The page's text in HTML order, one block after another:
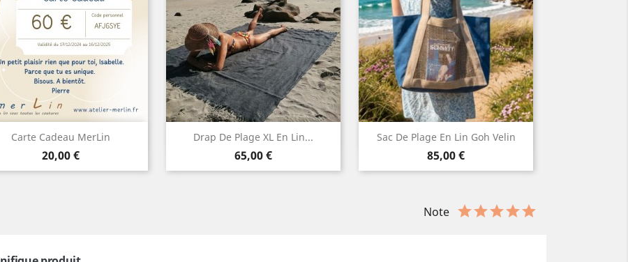
Carte Cadeau MerLin
Prix
20,00 €
Aperçu rapide Drap De Plage XL En Lin...
Prix
65,00 €
Aperçu rapide Sac De Plage En Lin Goh Velin
Prix
85,00 €
Aperçu rapide
Note